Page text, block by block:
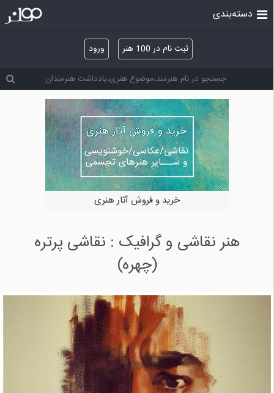
ثبت نام در 100 هنر ورود
دسته‌بندی
خرید و فروش آثار هنری
هنر نقاشی و گرافیک : نقاشی پرتره
(چهره)